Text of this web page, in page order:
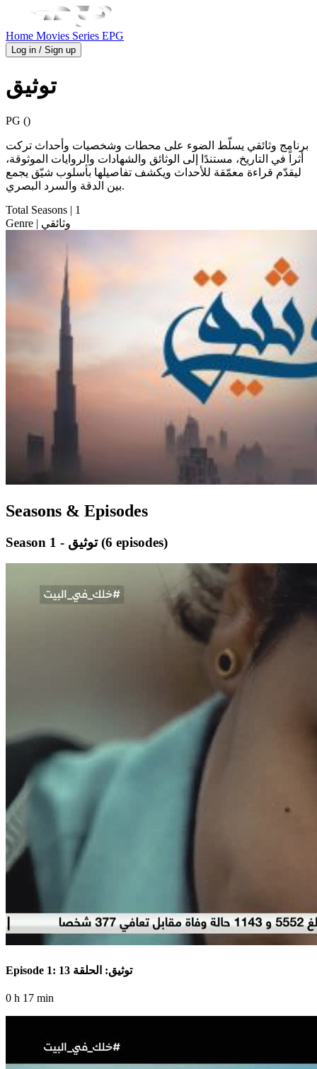
Home Movies Series EPG
Log in / Sign up
توثيق
PG ()
برنامج وثائقي يسلّط الضوء على محطات وشخصيات وأحداث تركت
أثراً في التاريخ، مستندًا إلى الوثائق والشهادات والروايات الموثوقة،
ليقدّم قراءة معمّقة للأحداث ويكشف تفاصيلها بأسلوب شيّق يجمع
بين الدقة والسرد البصري.
Total Seasons | 1
Genre
| وثائقي
Seasons & Episodes
Season 1 - توثيق (6 episodes)
Episode 1: توثيق: الحلقة 13
0 h 17 min